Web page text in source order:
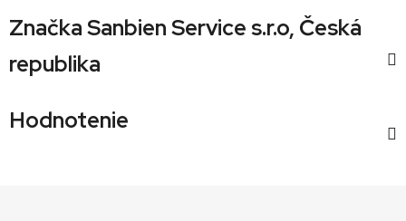
ZnačkaSanbien Service s.r.o, Česká
republika
Hodnotenie